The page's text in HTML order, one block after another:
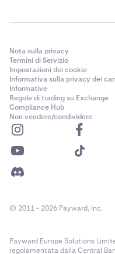
Nota sulla privacy
Termini di Servizio
Impostazioni dei cookie
Informativa sulla privacy dei
Informative
Regole di trading su Exchange
Compliance Hub
Non vendere/condividere
© 2011 - 2026 Payward, Inc.
Payward Europe Solutions
regolamentata dalla Central